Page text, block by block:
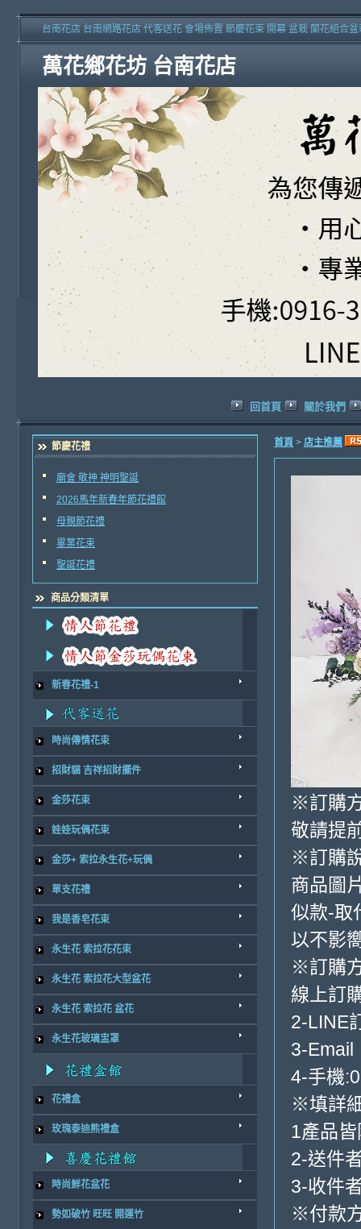
萬花鄉花坊 台南花店
台南花店 台南網路花店 代客送花 會場佈置 節慶花束 開幕 盆栽 蘭花組合
回首頁 關於我們
節慶花禮
廟會 敬神 神明聖誕
2026馬年新春年節花禮館
母親節花禮
畢業花束
聖誕花禮
商品分類清單
新春花禮-1
時尚傳情花束
招財貓 吉祥招財擺件
金莎花束
娃娃玩偶花束
金莎+ 索拉永生花+玩偶
單支花禮
我是香皂花束
永生花 索拉花花束
永生花 索拉花大型盆花
永生花 索拉花 盆花
永生花玻璃盅罩
花禮盒
玫瑰泰迪熊禮盒
時尚鮮花盆花
勢如破竹 旺旺 開運竹
首頁 > 店主推薦
※訂購
敬請提
※訂購
商品圖
似款-取
以不影
※訂購
線上訂
2-LINE
3-Email
4-手機
※填詳
1產品
2-送件
3-收件
※付款